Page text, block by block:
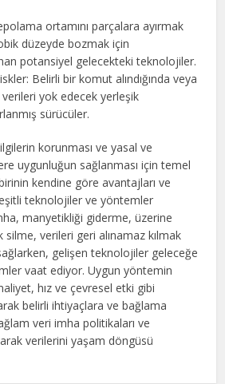
ortamını parçalara ayırmak
düzeyde bozmak için
potansiyel gelecekteki teknolojiler.
Belirli bir komut alındığında veya
yok edecek yerleşik
sürücüler.
korunması ve yasal ve
uygunluğun sağlanması için temel
kendine göre avantajları ve
teknolojiler ve yöntemler
manyetikliği giderme, üzerine
verileri geri alınamaz kılmak
gelişen teknolojiler geleceğe
vaat ediyor. Uygun yöntemin
hız ve çevresel etki gibi
belirli ihtiyaçlara ve bağlama
veri imha politikaları ve
verilerini yaşam döngüsü